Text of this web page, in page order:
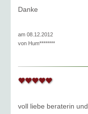
Danke
am 08.12.2012
von Hum********
voll liebe beraterin